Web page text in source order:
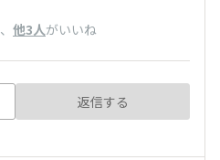
、 他3人がいいね
返信する